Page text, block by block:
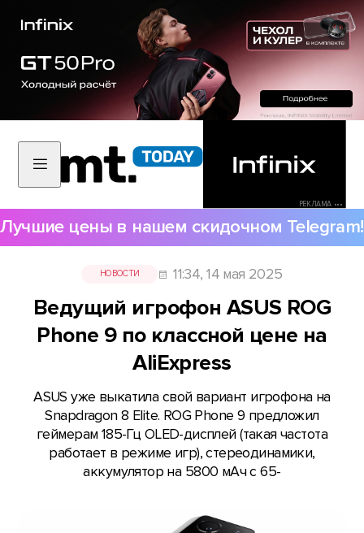
РЕКЛАМА •••
Лучшие цены в нашем скидочном Telegram!
НОВОСТИ 11:34, 14 мая 2025
Ведущий игрофон ASUS ROG
Phone 9 по классной цене на
AliExpress
ASUS уже выкатила свой вариант игрофона на
Snapdragon 8 Elite. ROG Phone 9 предложил
геймерам 185-Гц OLED-дисплей (такая частота
работает в режиме игр), стереодинамики,
аккумулятор на 5800 мАч с 65-